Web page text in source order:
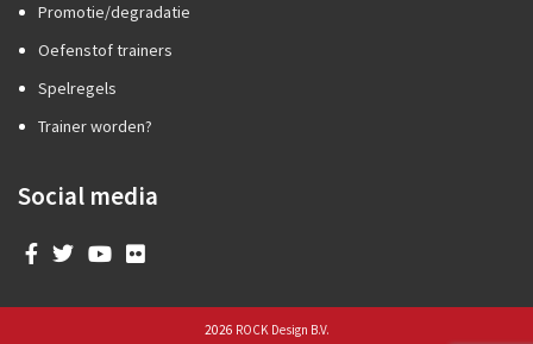
Promotie/degradatie
Oefenstof trainers
Spelregels
Trainer worden?
Social media
2026 ROCK Design B.V.